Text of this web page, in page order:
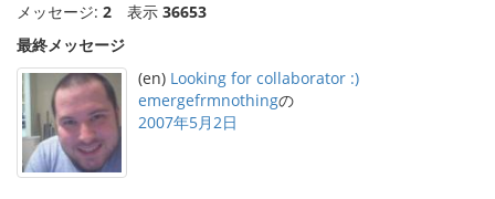
メッセージ: 2 表示 36653
最終メッセージ
(en) Looking for collaborator :)
emergefrmnothingの
2007年5月2日